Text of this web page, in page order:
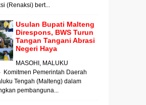
(Renaksi) bert...
Usulan Bupati Malteng
Direspons, BWS Turun
Tangan Tangani Abrasi
Negeri Haya
MASOHI, MALUKU
Komitmen Pemerintah Daerah
Tengah (Malteng) dalam
pembanguna...